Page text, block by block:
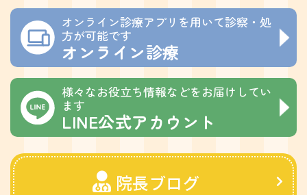
オンライン診療アプリを用いて診察・処
方が可能です
オンライン診療
様々なお役立ち情報などをお届けしてい
ます
LINE公式アカウント
院長ブログ